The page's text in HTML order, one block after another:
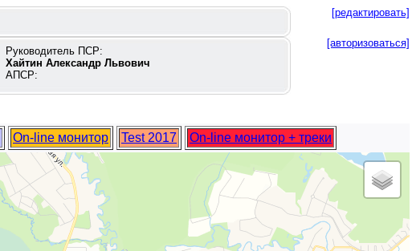
[редактировать]
Руководитель ПСР:
Хайтин Александр Львович
АПСР:
[авторизоваться]
On-line монитор Test 2017 On-line монитор + треки